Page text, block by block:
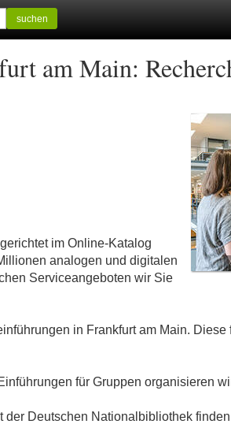
suchen
am Main:
im Online-Katalog
analogen und digitalen
Serviceangeboten wir Sie
in Frankfurt am Main.
für Gruppen organisieren
Deutschen Nationalbibliothek